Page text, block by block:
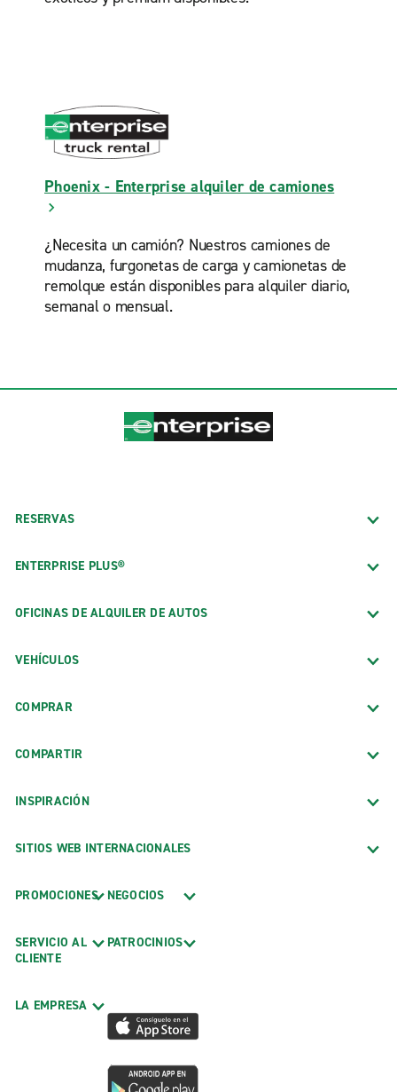
Phoenix - Enterprise alquiler de camiones
¿Necesita un camión? Nuestros camiones de
mudanza, furgonetas de carga y camionetas de
remolque están disponibles para alquiler diario,
semanal o mensual.
RESERVAS
ENTERPRISE PLUS®
OFICINAS DE ALQUILER DE AUTOS
VEHÍCULOS
COMPRAR
COMPARTIR
INSPIRACIÓN
SITIOS WEB INTERNACIONALES
PROMOCIONES
SERVICIO AL
CLIENTE
LA EMPRESA
NEGOCIOS
PATROCINIOS